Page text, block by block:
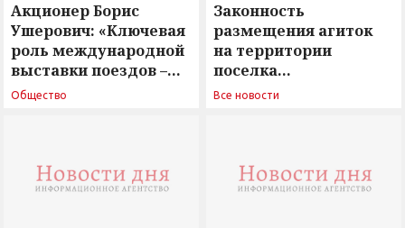
Акционер Борис
Ушерович: «Ключевая
роль международной
выставки поездов –
поиск ответов на
Общество
Законность
размещения агиток
на территории
поселка
Новосергиевка
Все новости